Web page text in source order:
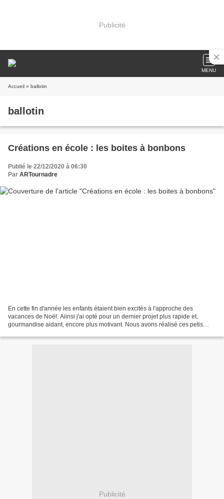
Publicité
MENU
Accueil » ballotin
ballotin
Créations en école : les boites à bonbons
Publié le 22/12/2020 à 06:30
Par ARTournadre
En cette fin d'année les enfants étaient bien excités à l'approche des
vacances de Noël. Aiinsi j'ai opté pour un dernier projet plus rapide et,
gourmandise aidant, encore plus motivant. Nous avons réalisé ces petis
Publicité